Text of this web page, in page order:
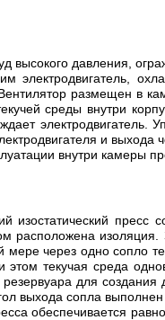
высокого давления,
размещен в
среды внутри
электродвигатель.
и выхода
внутри камеры
пресс
расположена изоляция.
мере через одно сопло
текучая среда
резервуара для
выхода сопла
обеспечивается